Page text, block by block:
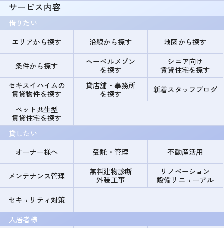
サービス内容
借りたい
エリアから探す
沿線から探す 地図から探す
条件から探す
ヘーベルメゾン
を探す
シニア向け
賃貸住宅を探す
セキスイハイムの
賃貸物件を探す
貸店舗・事務所
を探す
新着スタッフブログ
ペット共生型
賃貸住宅を探す
貸したい
オーナー様へ
受託・管理 不動産活用
メンテナンス管理
無料建物診断
外装工事
リノベーション
設備リニューアル
セキュリティ対策
入居者様